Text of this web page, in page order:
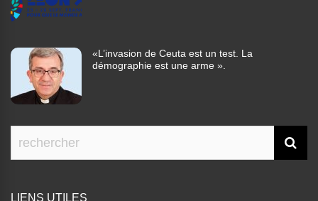
«L’invasion de Ceuta est un test. La
démographie est une arme ».
LIENS UTILES